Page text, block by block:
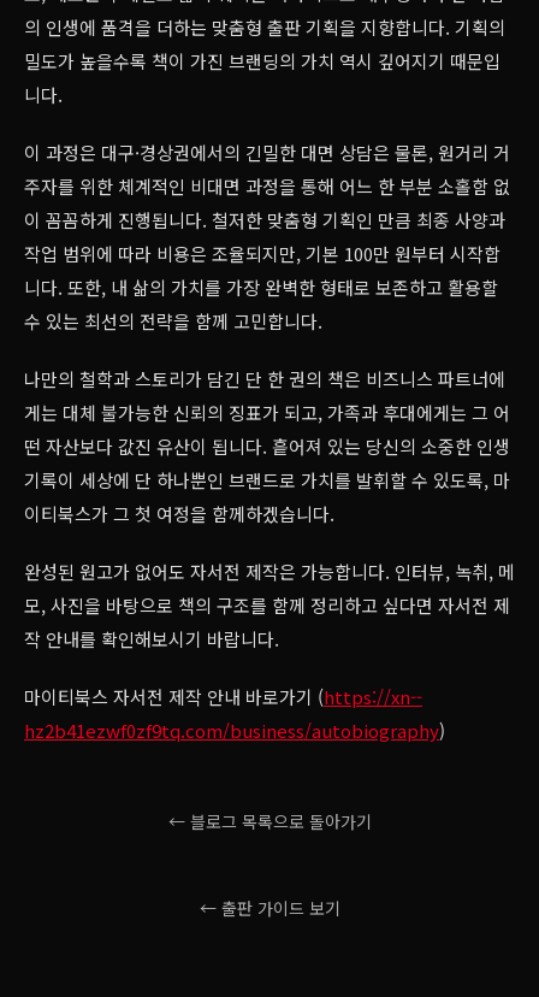
의 인생에 품격을 더하는 맞춤형 출판 기획을 지향합니다. 기획의
밀도가 높을수록 책이 가진 브랜딩의 가치 역시 깊어지기 때문입
니다.
이 과정은 대구·경상권에서의 긴밀한 대면 상담은 물론, 원거리 거
주자를 위한 체계적인 비대면 과정을 통해 어느 한 부분 소홀함 없
이 꼼꼼하게 진행됩니다. 철저한 맞춤형 기획인 만큼 최종 사양과
작업 범위에 따라 비용은 조율되지만, 기본 100만 원부터 시작합
니다. 또한, 내 삶의 가치를 가장 완벽한 형태로 보존하고 활용할
수 있는 최선의 전략을 함께 고민합니다.
나만의 철학과 스토리가 담긴 단 한 권의 책은 비즈니스 파트너에
게는 대체 불가능한 신뢰의 징표가 되고, 가족과 후대에게는 그 어
떤 자산보다 값진 유산이 됩니다. 흩어져 있는 당신의 소중한 인생
기록이 세상에 단 하나뿐인 브랜드로 가치를 발휘할 수 있도록, 마
이티북스가 그 첫 여정을 함께하겠습니다.
완성된 원고가 없어도 자서전 제작은 가능합니다. 인터뷰, 녹취, 메
모, 사진을 바탕으로 책의 구조를 함께 정리하고 싶다면 자서전 제
작 안내를 확인해보시기 바랍니다.
마이티북스 자서전 제작 안내 바로가기 (https://xn--
hz2b41ezwf0zf9tq.com/business/autobiography)
← 블로그 목록으로 돌아가기
← 출판 가이드 보기